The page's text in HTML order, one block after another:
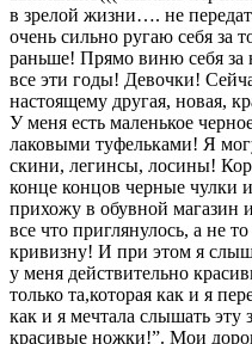
в зрелой жизни…. не
очень сильно ругаю себя за
раньше! Прямо виню себя за
все эти годы! Девочки!
настоящему другая, новая,
У меня есть маленькое
лаковыми туфельками! Я
скини, легинсы, лосины!
конце концов черные чулки
прихожу в обувной
все что приглянулось, а не
кривизну! И при этом я
у меня действительно
только та,которая как и я
как и я мечтала слышать эту
красивые ножки!”. Мои